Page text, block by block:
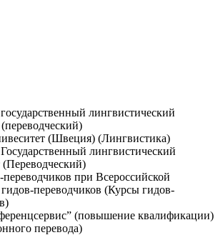
лингвистический
(Швеция) (Лингвистика)
лингвистический
(Переводческий)
при Всероссийской
переводчиков (Курсы гидов-
(повышение квалификации)
перевода)